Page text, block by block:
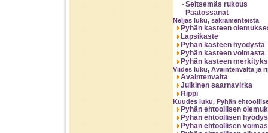
Seitsemäs rukous
Päätössanat
Neljäs luku, sakramenteista
Pyhän kasteen
Lapsikaste
Pyhän kasteen hyödystä
Pyhän kasteen voimasta
Pyhän kasteen
Viides luku, Avaintenvalta ja
Avaintenvalta
Julkinen saarnavirka
Rippi
Kuudes luku, Pyhän
Pyhän ehtoollisen
Pyhän ehtoollisen
Pyhän ehtoollisen